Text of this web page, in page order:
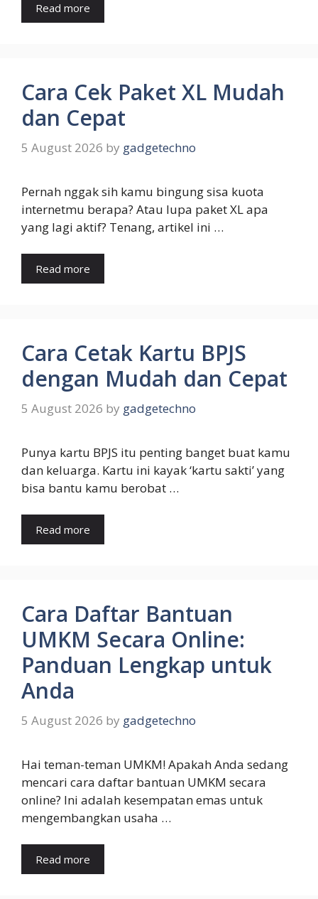
Read more
Cara Cek Paket XL Mudah
dan Cepat
5 August 2026 by gadgetechno
Pernah nggak sih kamu bingung sisa kuota
internetmu berapa? Atau lupa paket XL apa
yang lagi aktif? Tenang, artikel ini …
Read more
Cara Cetak Kartu BPJS
dengan Mudah dan Cepat
5 August 2026 by gadgetechno
Punya kartu BPJS itu penting banget buat kamu
dan keluarga. Kartu ini kayak ‘kartu sakti’ yang
bisa bantu kamu berobat …
Read more
Cara Daftar Bantuan
UMKM Secara Online:
Panduan Lengkap untuk
Anda
5 August 2026 by gadgetechno
Hai teman-teman UMKM! Apakah Anda sedang
mencari cara daftar bantuan UMKM secara
online? Ini adalah kesempatan emas untuk
mengembangkan usaha …
Read more